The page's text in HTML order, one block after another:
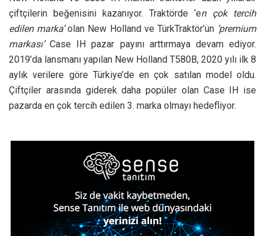
çiftçilerin beğenisini kazanıyor. Traktörde ‘en çok tercih
edilen marka’olan New Holland ve TürkTraktör’ün ‘premium
markası’Case IH pazar payını arttırmaya devam ediyor.
2019’da lansmanı yapılan New Holland T580B, 2020 yılı ilk 8
aylık verilere göre Türkiye’de en çok satılan model oldu.
Çiftçiler arasında giderek daha popüler olan Case IH ise
pazarda en çok tercih edilen 3. marka olmayı hedefliyor.